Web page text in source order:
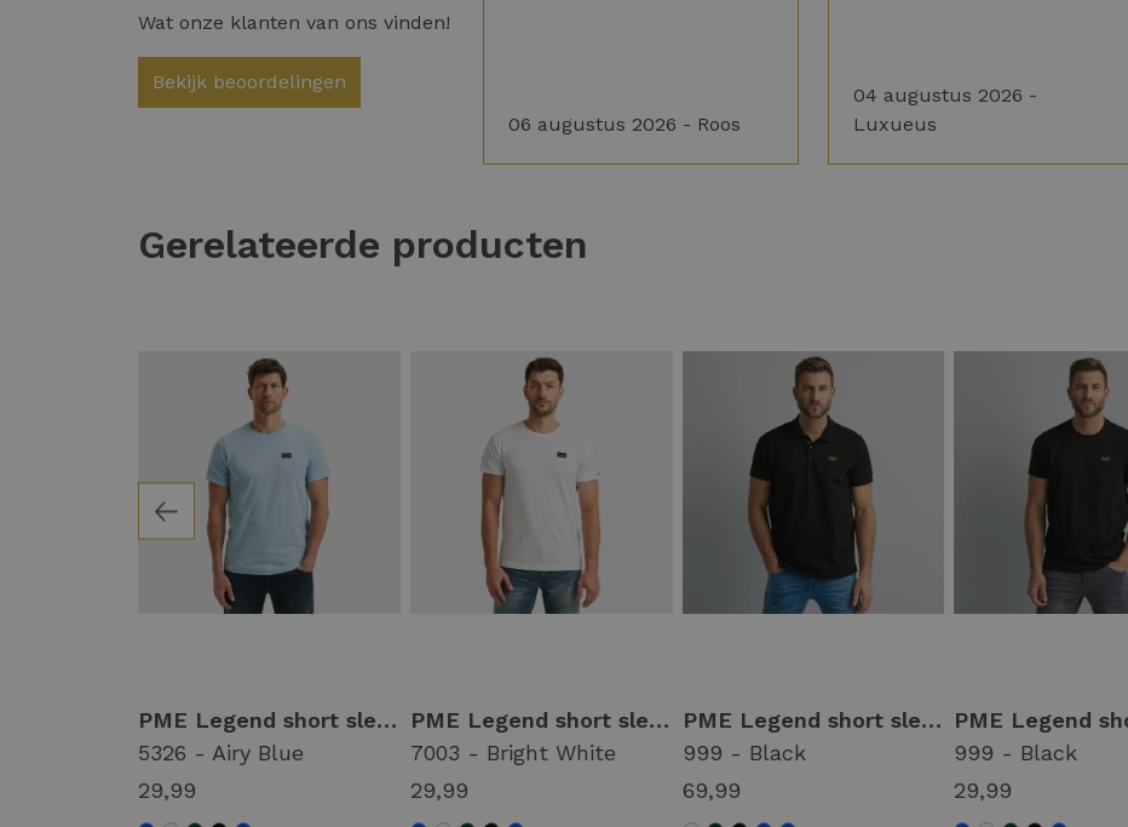
Wat onze klanten van ons vinden!
Bekijk beoordelingen
06 augustus 2026 - Roos
04 augustus 2026 -
Luxueus
Gerelateerde producten
PME Legend short sleeve r-neck cotton elastan Basic T-shirts 5326 - airy blue
5326 - Airy Blue
29,99
PME Legend short sleeve r-neck cotton elastan Basic T-shirts 7003 - bright white
7003 - Bright White
29,99
PME Legend short sleeve polo cotton elastan ppss0000861 Poloshirts 999 - black
999 - Black
69,99
999 - Black
29,99